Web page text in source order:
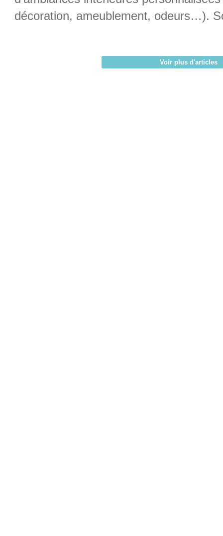
décoration, ameublement, odeurs…).
Voir plus d'articles